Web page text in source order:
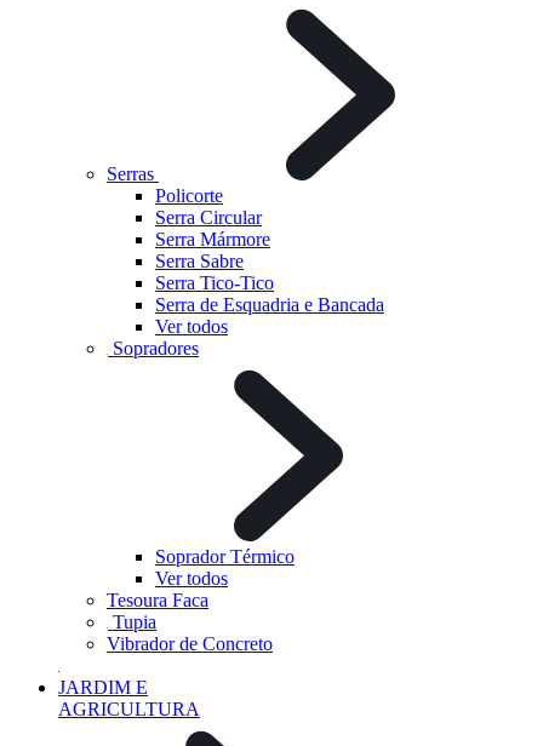
Serras
Policorte
Serra Circular
Serra Mármore
Serra Sabre
Serra Tico-Tico
Serra de Esquadria e Bancada
Ver todos
Sopradores
Soprador Térmico
Ver todos
Tesoura Faca
Tupia
Vibrador de Concreto
JARDIM E
AGRICULTURA